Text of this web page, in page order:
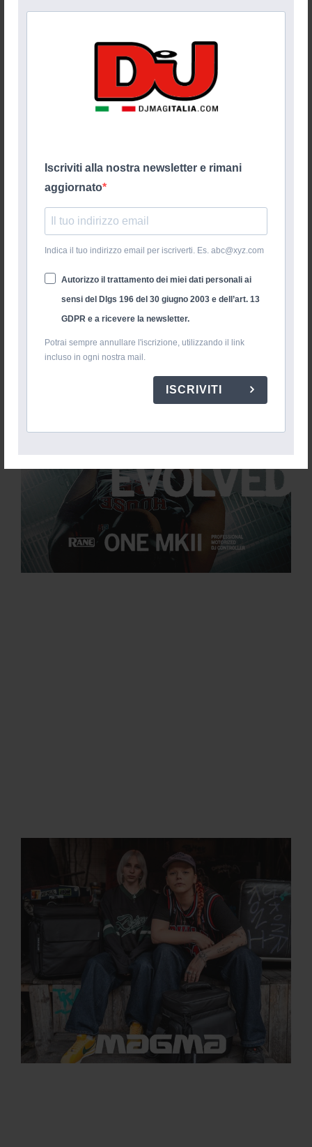
Iscriviti alla nostra newsletter e rimani
aggiornato
Indica il tuo indirizzo email per iscriverti. Es. abc@xyz.com
Autorizzo il trattamento dei miei dati personali ai
sensi del Dlgs 196 del 30 giugno 2003 e dell’art. 13
GDPR e a ricevere la newsletter.
Potrai sempre annullare l'iscrizione, utilizzando il link
incluso in ogni nostra mail.
ISCRIVITI